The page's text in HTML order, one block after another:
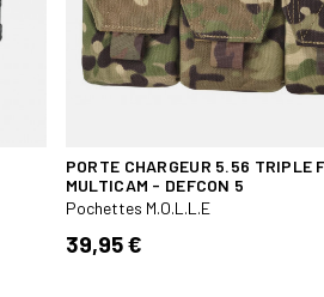
PORTE CHARGEUR 5.56 TRIPLE
MULTICAM - DEFCON 5
Pochettes M.O.L.L.E
39,95 €